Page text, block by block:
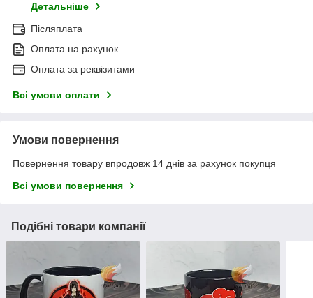
Детальніше
Післяплата
Оплата на рахунок
Оплата за реквізитами
Всі умови оплати
Умови повернення
Повернення товару впродовж 14 днів за рахунок покупця
Всі умови повернення
Подібні товари компанії